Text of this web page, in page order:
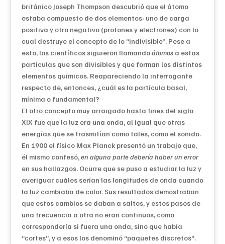
británico Joseph Thompson descubrió que el átomo
estaba compuesto de dos elementos: uno de carga
positiva y otro negativo (protones y electrones) con lo
cual destruye el concepto de lo “indivisible”. Pese a
esto, los científicos siguieron llamandoátomosa estas
partículas que son divisibles y que forman los distintos
elementos químicos. Reapareciendo la interrogante
respecto de, entonces, ¿cuál es la partícula basal,
mínima o fundamental?
El otro concepto muy arraigado hasta fines del siglo
XIX fue que la luz era una onda, al igual que otras
energías que se trasmitían como tales, como el sonido.
En 1900 el físico Max Planck presentó un trabajo que,
él mismo confesó,en alguna parte debería haber un error
en sus hallazgos. Ocurre que se puso a estudiar la luz y
averiguar cuáles serían las longitudes de onda cuando
la luz cambiaba de color. Sus resultados demostraban
que estos cambios se daban a saltos, y estos pasos de
una frecuencia a otra no eran continuos, como
correspondería si fuera una onda, sino que había
“cortes”, y a esos los denominó “paquetes discretos”.